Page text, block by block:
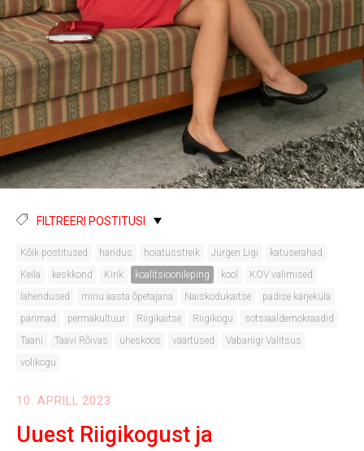
FILTREERI POSTITUSI
Kõik postitused haridus hoiatusstreik Jürgen Ligi
katuserahad
Keila
keskkond Kirik koalitsioonileping kool
KOV valimised
lahendused
minu aasta õpetajana Naiskodukaitse
padise kärjeküla
parimad
permakultuur Riigikaitse Riigikogu
sotsiaaldemokraadid
Taani
Taavi Rõivas üheskoos väärtused
Vabariigi Valitsus
volikogu
10. APRILL 2023
Uuest Riigikogust ja